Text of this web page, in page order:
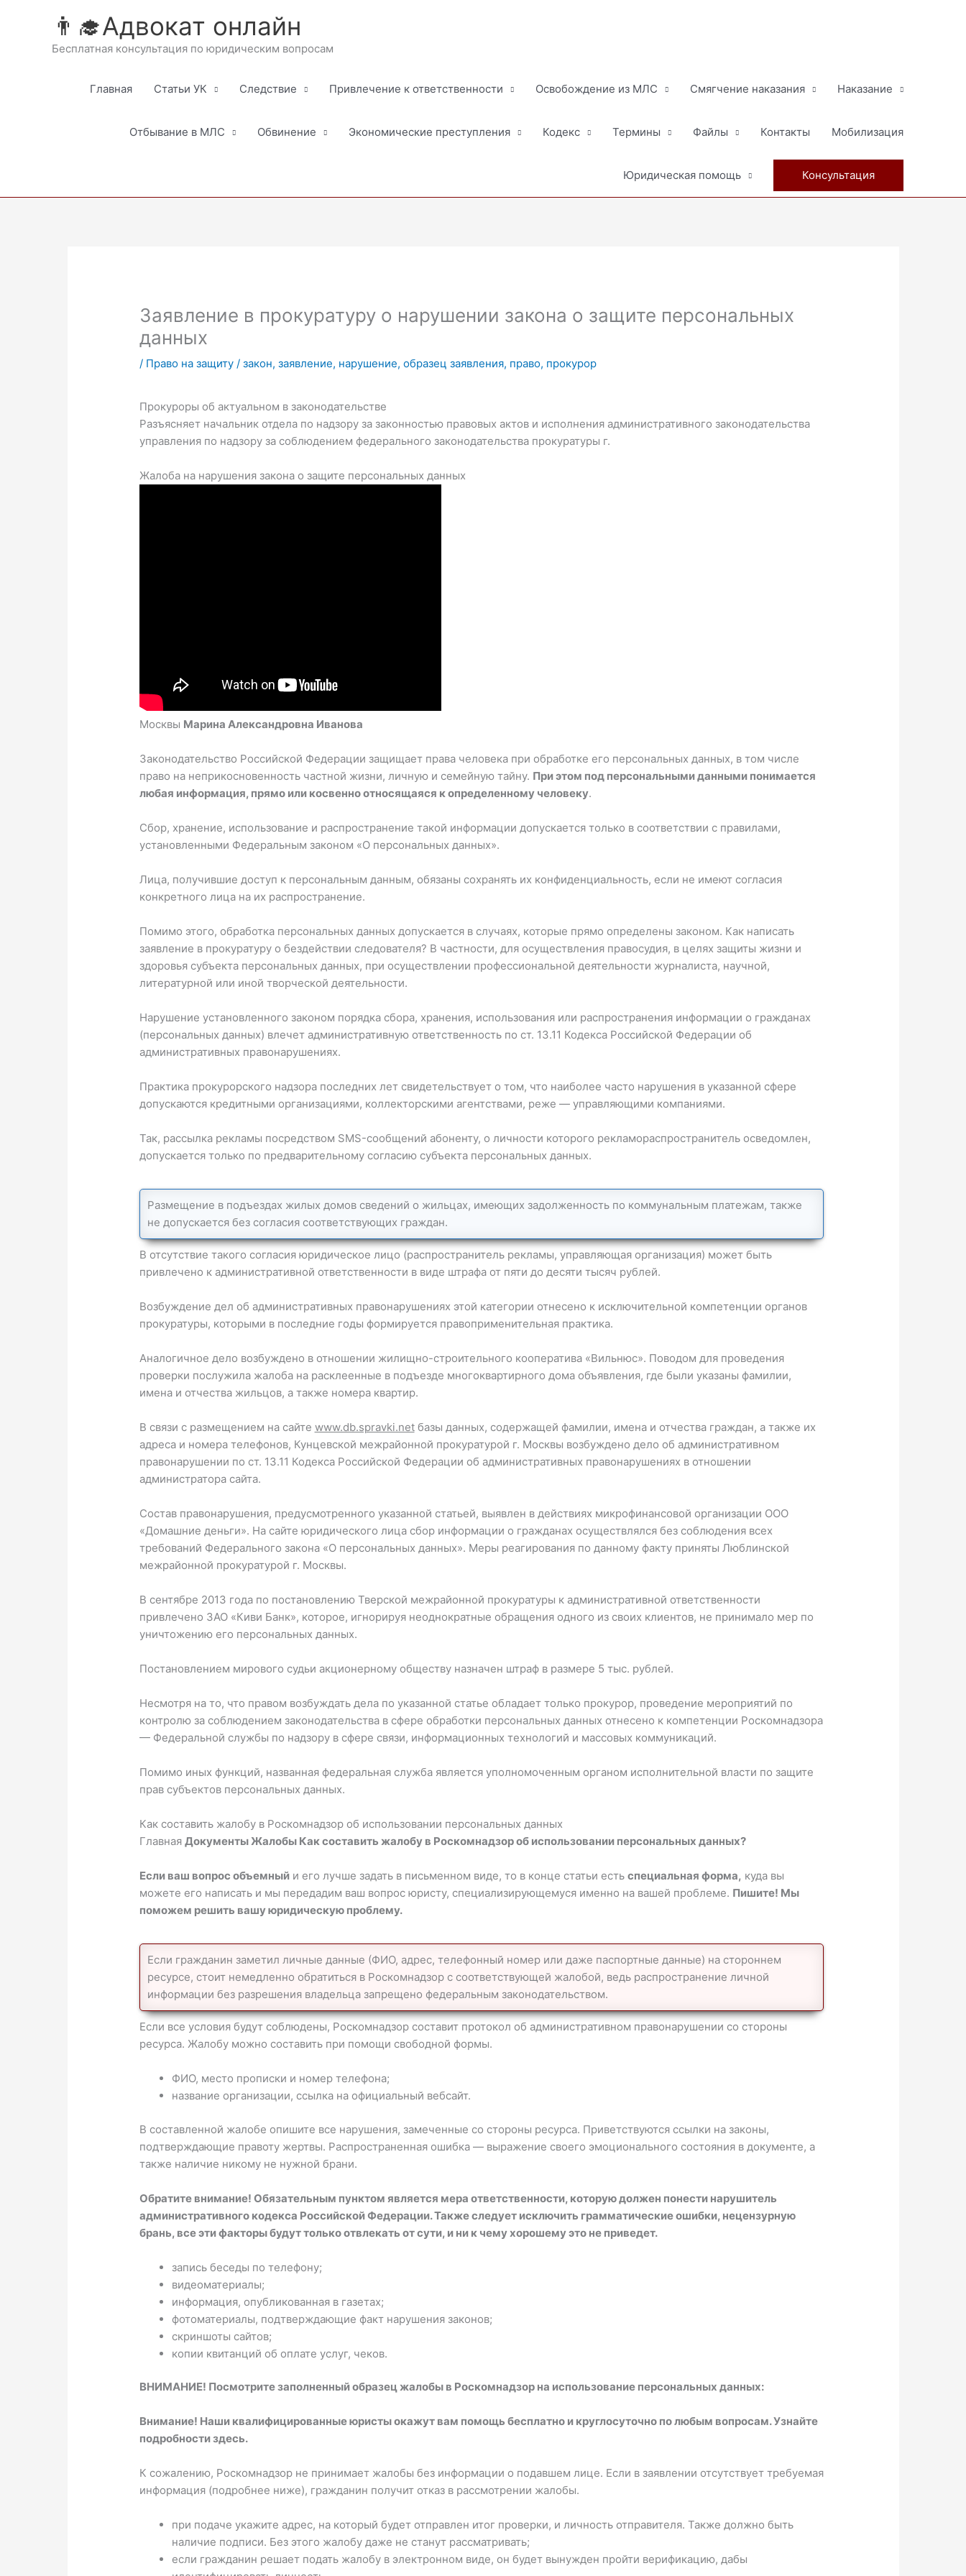
содержимому
👨‍🎓Адвокат онлайн
Бесплатная консультация по юридическим вопросам
Главная Статьи УК Следствие Привлечение к ответственности Освобождение из МЛС Смягчение наказания Наказание
Отбывание в МЛС Обвинение Экономические преступления Кодекс Термины Файлы Контакты Мобилизация
Юридическая помощь Консультация
Заявление в прокуратуру о нарушении закона о защите персональных
данных
/ Право на защиту/ закон, заявление, нарушение, образец заявления, право, прокурор
Прокуроры об актуальном в законодательстве
Разъясняет начальник отдела по надзору за законностью правовых актов и исполнения административного законодательства
управления по надзору за соблюдением федерального законодательства прокуратуры г.
Жалоба на нарушения закона о защите персональных данных
Москвы Марина Александровна Иванова
Законодательство Российской Федерации защищает права человека при обработке его персональных данных, в том числе
право на неприкосновенность частной жизни, личную и семейную тайну. При этом под персональными данными понимается
любая информация, прямо или косвенно относящаяся к определенному человеку.
Сбор, хранение, использование и распространение такой информации допускается только в соответствии с правилами,
установленными Федеральным законом «О персональных данных».
Лица, получившие доступ к персональным данным, обязаны сохранять их конфиденциальность, если не имеют согласия
конкретного лица на их распространение.
Помимо этого, обработка персональных данных допускается в случаях, которые прямо определены законом. Как написать
заявление в прокуратуру о бездействии следователя? В частности, для осуществления правосудия, в целях защиты жизни и
здоровья субъекта персональных данных, при осуществлении профессиональной деятельности журналиста, научной,
литературной или иной творческой деятельности.
Нарушение установленного законом порядка сбора, хранения, использования или распространения информации о гражданах
(персональных данных) влечет административную ответственность по ст. 13.11 Кодекса Российской Федерации об
административных правонарушениях.
Практика прокурорского надзора последних лет свидетельствует о том, что наиболее часто нарушения в указанной сфере
допускаются кредитными организациями, коллекторскими агентствами, реже — управляющими компаниями.
Так, рассылка рекламы посредством SMS-сообщений абоненту, о личности которого рекламораспространитель осведомлен,
допускается только по предварительному согласию субъекта персональных данных.
Размещение в подъездах жилых домов сведений о жильцах, имеющих задолженность по коммунальным платежам, также
не допускается без согласия соответствующих граждан.
В отсутствие такого согласия юридическое лицо (распространитель рекламы, управляющая организация) может быть
привлечено к административной ответственности в виде штрафа от пяти до десяти тысяч рублей.
Возбуждение дел об административных правонарушениях этой категории отнесено к исключительной компетенции органов
прокуратуры, которыми в последние годы формируется правоприменительная практика.
Аналогичное дело возбуждено в отношении жилищно-строительного кооператива «Вильнюс». Поводом для проведения
проверки послужила жалоба на расклеенные в подъезде многоквартирного дома объявления, где были указаны фамилии,
имена и отчества жильцов, а также номера квартир.
В связи с размещением на сайте www.db.spravki.netбазы данных, содержащей фамилии, имена и отчества граждан, а также их
адреса и номера телефонов, Кунцевской межрайонной прокуратурой г. Москвы возбуждено дело об административном
правонарушении по ст. 13.11 Кодекса Российской Федерации об административных правонарушениях в отношении
администратора сайта.
Состав правонарушения, предусмотренного указанной статьей, выявлен в действиях микрофинансовой организации ООО
«Домашние деньги». На сайте юридического лица сбор информации о гражданах осуществлялся без соблюдения всех
требований Федерального закона «О персональных данных». Меры реагирования по данному факту приняты Люблинской
межрайонной прокуратурой г. Москвы.
В сентябре 2013 года по постановлению Тверской межрайонной прокуратуры к административной ответственности
привлечено ЗАО «Киви Банк», которое, игнорируя неоднократные обращения одного из своих клиентов, не принимало мер по
уничтожению его персональных данных.
Постановлением мирового судьи акционерному обществу назначен штраф в размере 5 тыс. рублей.
Несмотря на то, что правом возбуждать дела по указанной статье обладает только прокурор, проведение мероприятий по
контролю за соблюдением законодательства в сфере обработки персональных данных отнесено к компетенции Роскомнадзора
— Федеральной службы по надзору в сфере связи, информационных технологий и массовых коммуникаций.
Помимо иных функций, названная федеральная служба является уполномоченным органом исполнительной власти по защите
прав субъектов персональных данных.
Как составить жалобу в Роскомнадзор об использовании персональных данных
Главная Документы Жалобы Как составить жалобу в Роскомнадзор об использовании персональных данных?
Если ваш вопрос объемныйи его лучше задать в письменном виде, то в конце статьи есть специальная форма, куда вы
можете его написать и мы передадим ваш вопрос юристу, специализирующемуся именно на вашей проблеме. Пишите! Мы
поможем решить вашу юридическую проблему.
Если гражданин заметил личные данные (ФИО, адрес, телефонный номер или даже паспортные данные) на стороннем
ресурсе, стоит немедленно обратиться в Роскомнадзор с соответствующей жалобой, ведь распространение личной
информации без разрешения владельца запрещено федеральным законодательством.
Если все условия будут соблюдены, Роскомнадзор составит протокол об административном правонарушении со стороны
ресурса. Жалобу можно составить при помощи свободной формы.
ФИО, место прописки и номер телефона;
название организации, ссылка на официальный вебсайт.
В составленной жалобе опишите все нарушения, замеченные со стороны ресурса. Приветствуются ссылки на законы,
подтверждающие правоту жертвы. Распространенная ошибка — выражение своего эмоционального состояния в документе, а
также наличие никому не нужной брани.
Обратите внимание! Обязательным пунктом является мера ответственности, которую должен понести нарушитель
административного кодекса Российской Федерации. Также следует исключить грамматические ошибки, нецензурную
брань, все эти факторы будут только отвлекать от сути, и ни к чему хорошему это не приведет.
запись беседы по телефону;
видеоматериалы;
информация, опубликованная в газетах;
фотоматериалы, подтверждающие факт нарушения законов;
скриншоты сайтов;
копии квитанций об оплате услуг, чеков.
ВНИМАНИЕ! Посмотрите заполненный образец жалобы в Роскомнадзор на использование персональных данных:
Внимание! Наши квалифицированные юристы окажут вам помощь бесплатно и круглосуточно по любым вопросам. Узнайте
подробности здесь.
К сожалению, Роскомнадзор не принимает жалобы без информации о подавшем лице. Если в заявлении отсутствует требуемая
информация (подробнее ниже), гражданин получит отказ в рассмотрении жалобы.
при подаче укажите адрес, на который будет отправлен итог проверки, и личность отправителя. Также должно быть
наличие подписи. Без этого жалобу даже не станут рассматривать;
если гражданин решает подать жалобу в электронном виде, он будет вынужден пройти верификацию, дабы